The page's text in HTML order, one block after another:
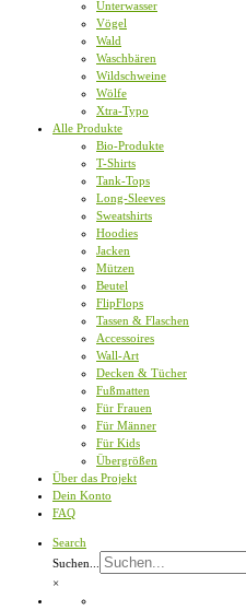
Unterwasser
Vögel
Wald
Waschbären
Wildschweine
Wölfe
Xtra-Typo
Alle Produkte
Bio-Produkte
T-Shirts
Tank-Tops
Long-Sleeves
Sweatshirts
Hoodies
Jacken
Mützen
Beutel
FlipFlops
Tassen & Flaschen
Accessoires
Wall-Art
Decken & Tücher
Fußmatten
Für Frauen
Für Männer
Für Kids
Übergrößen
Über das Projekt
Dein Konto
FAQ
Search
Suchen...
×